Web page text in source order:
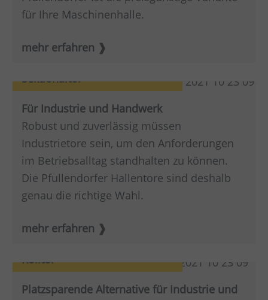
für Ihre Maschinenhalle.
mehr erfahren
Sektionaltor
Für Industrie und Handwerk
Robust und zuverlässig müssen
Industrietore sein, um den Anforderungen
im Betriebsalltag standhalten zu können.
Die Pfullendorfer Hallentore sind deshalb
genau die richtige Wahl.
mehr erfahren
Rolltor
Platzsparende Alternative für Industrie und